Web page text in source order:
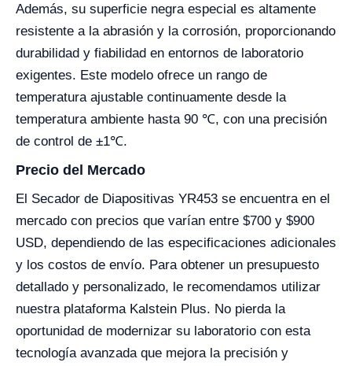
Además, su superficie negra especial es altamente
resistente a la abrasión y la corrosión, proporcionando
durabilidad y fiabilidad en entornos de laboratorio
exigentes. Este modelo ofrece un rango de
temperatura ajustable continuamente desde la
temperatura ambiente hasta 90 ℃, con una precisión
de control de ±1℃.
Precio del Mercado
El Secador de Diapositivas YR453 se encuentra en el
mercado con precios que varían entre $700 y $900
USD, dependiendo de las especificaciones adicionales
y los costos de envío. Para obtener un presupuesto
detallado y personalizado, le recomendamos utilizar
nuestra plataforma Kalstein Plus. No pierda la
oportunidad de modernizar su laboratorio con esta
tecnología avanzada que mejora la precisión y